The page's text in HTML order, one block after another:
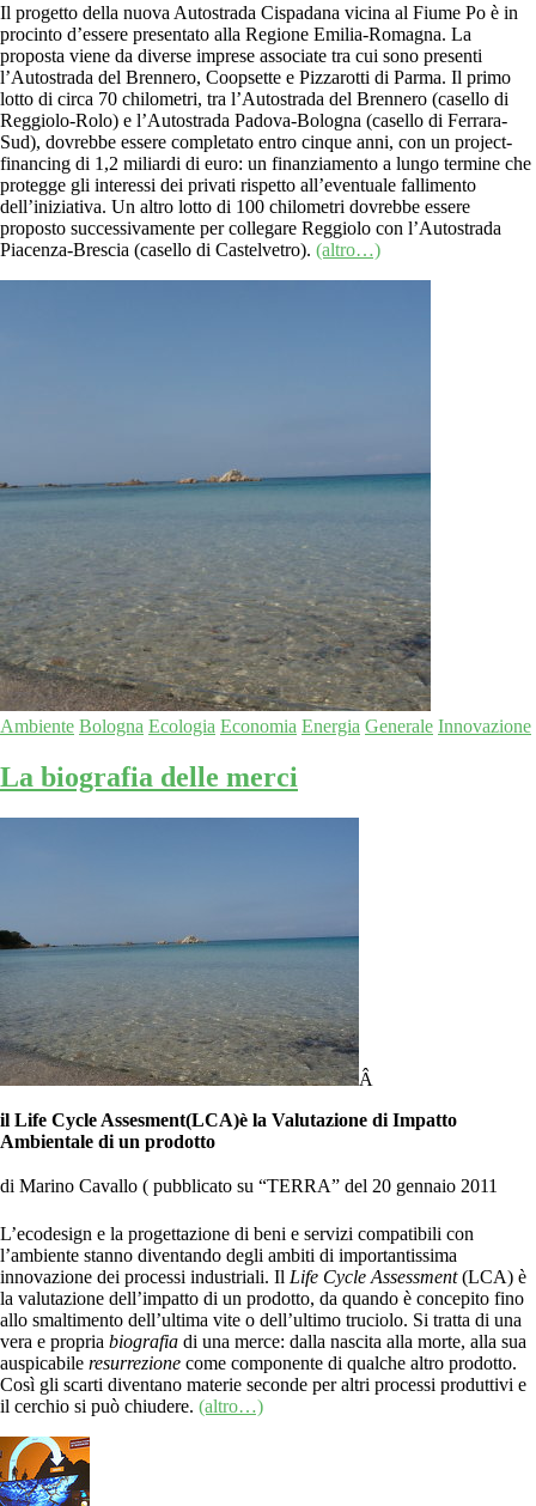
Il progetto della nuova Autostrada Cispadana vicina al Fiume Po è in
procinto d’essere presentato alla Regione Emilia-Romagna. La
proposta viene da diverse imprese associate tra cui sono presenti
l’Autostrada del Brennero, Coopsette e Pizzarotti di Parma. Il primo
lotto di circa 70 chilometri, tra l’Autostrada del Brennero (casello di
Reggiolo-Rolo) e l’Autostrada Padova-Bologna (casello di Ferrara-
Sud), dovrebbe essere completato entro cinque anni, con un project-
financing di 1,2 miliardi di euro: un finanziamento a lungo termine che
protegge gli interessi dei privati rispetto all’eventuale fallimento
dell’iniziativa. Un altro lotto di 100 chilometri dovrebbe essere
proposto successivamente per collegare Reggiolo con l’Autostrada
Piacenza-Brescia (casello di Castelvetro). (altro…)
Ambiente Bologna Ecologia Economia Energia Generale Innovazione
La biografia delle merci
Â
il Life Cycle Assesment(LCA)è la Valutazione di Impatto
Ambientale di un prodotto
di Marino Cavallo ( pubblicato su “TERRA” del 20 gennaio 2011
L’ecodesign e la progettazione di beni e servizi compatibili con
l’ambiente stanno diventando degli ambiti di importantissima
innovazione dei processi industriali. Il Life Cycle Assessment(LCA) è
la valutazione dell’impatto di un prodotto, da quando è concepito fino
allo smaltimento dell’ultima vite o dell’ultimo truciolo. Si tratta di una
vera e propria biografia di una merce: dalla nascita alla morte, alla sua
auspicabile resurrezione come componente di qualche altro prodotto.
Così gli scarti diventano materie seconde per altri processi produttivi e
il cerchio si può chiudere. (altro…)